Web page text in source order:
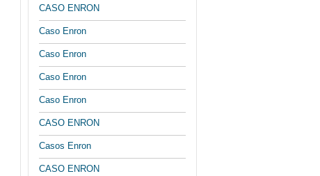
CASO ENRON
Caso Enron
Caso Enron
Caso Enron
Caso Enron
CASO ENRON
Casos Enron
CASO ENRON